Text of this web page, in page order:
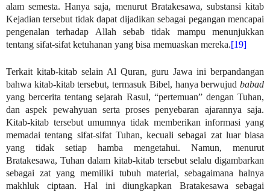
alam semesta. Hanya saja, menurut Bratakesawa, substansi kitab
Kejadian tersebut tidak dapat dijadikan sebagai pegangan mencapai
pengenalan terhadap Allah sebab tidak mampu menunjukkan
tentang sifat-sifat ketuhanan yang bisa memuaskan mereka.[19]
Terkait kitab-kitab selain Al Quran, guru Jawa ini berpandangan
bahwa kitab-kitab tersebut, termasuk Bibel, hanya berwujud babad
yang bercerita tentang sejarah Rasul, “pertemuan” dengan Tuhan,
dan aspek pewahyuan serta proses penyebaran ajarannya saja.
Kitab-kitab tersebut umumnya tidak memberikan informasi yang
memadai tentang sifat-sifat Tuhan, kecuali sebagai zat luar biasa
yang tidak setiap hamba mengetahui. Namun, menurut
Bratakesawa, Tuhan dalam kitab-kitab tersebut selalu digambarkan
sebagai zat yang memiliki tubuh material, sebagaimana halnya
makhluk ciptaan. Hal ini diungkapkan Bratakesawa sebagai